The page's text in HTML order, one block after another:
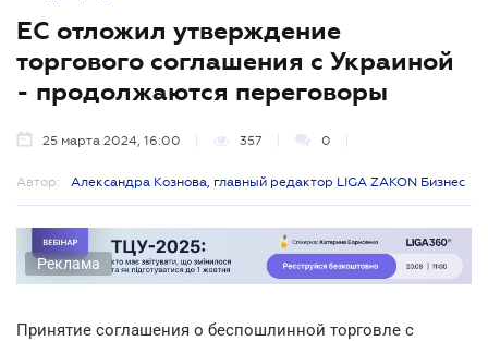
ЕС отложил утверждение
торгового соглашения с Украиной
- продолжаются переговоры
25 марта 2024, 16:00 357 0
Автор: Александра Кознова, главный редактор LIGA ZAKON Бизнес
Реклама
Принятие соглашения о беспошлинной торговле с